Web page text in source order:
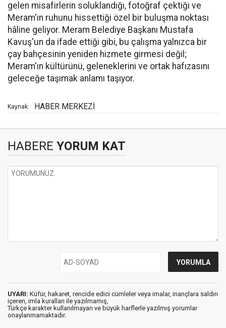
gelen misafirlerin soluklandığı, fotoğraf çektiği ve
Meram'ın ruhunu hissettiği özel bir buluşma noktası
hâline geliyor. Meram Belediye Başkanı Mustafa
Kavuş'un da ifade ettiği gibi, bu çalışma yalnızca bir
çay bahçesinin yeniden hizmete girmesi değil;
Meram'ın kültürünü, geleneklerini ve ortak hafızasını
geleceğe taşımak anlamı taşıyor.
Kaynak: HABER MERKEZİ
HABERE YORUM KAT
UYARI: Küfür, hakaret, rencide edici cümleler veya imalar, inançlara saldırı
içeren, imla kuralları ile yazılmamış,
Türkçe karakter kullanılmayan ve büyük harflerle yazılmış yorumlar
onaylanmamaktadır.